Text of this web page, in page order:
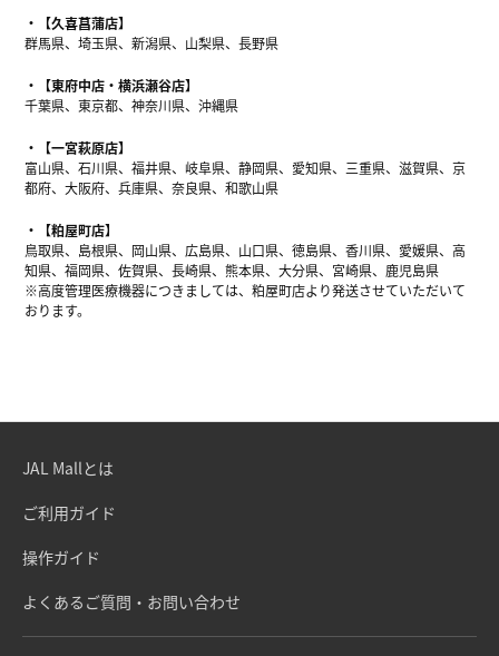
【久喜菖蒲店】
群馬県、埼玉県、新潟県、山梨県、長野県
【東府中店・横浜瀬谷店】
千葉県、東京都、神奈川県、沖縄県
【一宮萩原店】
富山県、石川県、福井県、岐阜県、静岡県、愛知県、三重県、滋賀県、京
都府、大阪府、兵庫県、奈良県、和歌山県
【粕屋町店】
鳥取県、島根県、岡山県、広島県、山口県、徳島県、香川県、愛媛県、高
知県、福岡県、佐賀県、長崎県、熊本県、大分県、宮崎県、鹿児島県
※高度管理医療機器につきましては、粕屋町店より発送させていただいて
おります。
JAL Mallとは
ご利用ガイド
操作ガイド
よくあるご質問・お問い合わせ